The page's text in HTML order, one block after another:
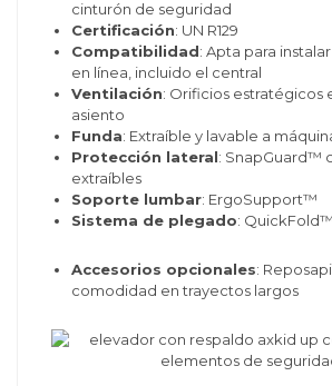
cinturón de seguridad
Certificación: UN R129
Compatibilidad: Apta para
en línea, incluido el central
Ventilación: Orificios estratégicos
asiento
Funda: Extraíble y lavable a
Protección lateral: SnapGuard™
extraíbles
Soporte lumbar: ErgoSupport™
Sistema de plegado: QuickFold™
Accesorios opcionales:
comodidad en trayectos largos